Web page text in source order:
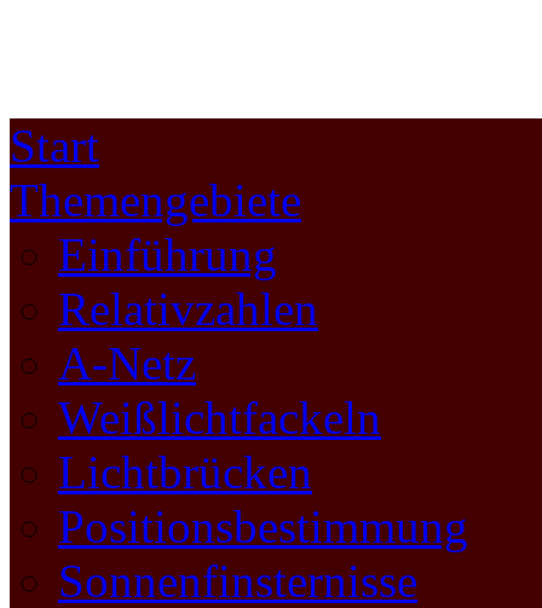
Start
Themengebiete
Einführung
Relativzahlen
A-Netz
Weißlichtfackeln
Lichtbrücken
Positionsbestimmung
Sonnenfinsternisse